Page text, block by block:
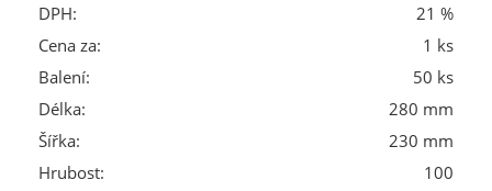
DPH:
21 %
Cena za:
1 ks
Balení:
50 ks
Délka:
280 mm
Šířka:
230 mm
Hrubost:
100